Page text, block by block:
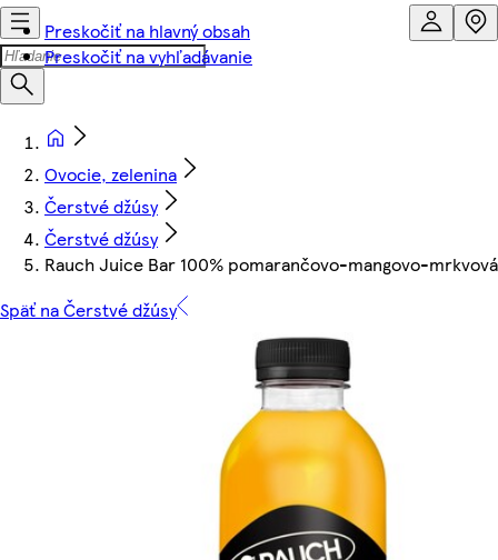
Preskočiť na hlavný obsah
Preskočiť na vyhľadávanie
Ovocie, zelenina
Čerstvé džúsy
Čerstvé džúsy
Rauch Juice Bar 100% pomarančovo-mangovo-
Späť na Čerstvé džúsy